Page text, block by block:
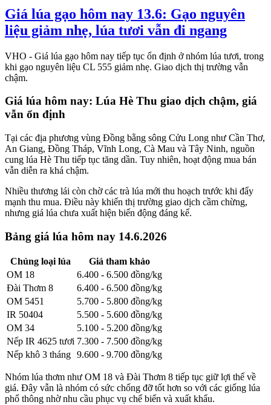
Giá lúa gạo hôm nay 13.6: Gạo nguyên
liệu giảm nhẹ, lúa tươi vẫn đi ngang
VHO - Giá lúa gạo hôm nay tiếp tục ổn định ở nhóm lúa tươi, trong
khi gạo nguyên liệu CL 555 giảm nhẹ. Giao dịch thị trường vẫn
chậm.
Giá lúa hôm nay: Lúa Hè Thu giao dịch chậm, giá
vẫn ổn định
Tại các địa phương vùng Đồng bằng sông Cửu Long như Cần Thơ,
An Giang, Đồng Tháp, Vĩnh Long, Cà Mau và Tây Ninh, nguồn
cung lúa Hè Thu tiếp tục tăng dần. Tuy nhiên, hoạt động mua bán
vẫn diễn ra khá chậm.
Nhiều thương lái còn chờ các trà lúa mới thu hoạch trước khi đẩy
mạnh thu mua. Điều này khiến thị trường giao dịch cầm chừng,
nhưng giá lúa chưa xuất hiện biến động đáng kể.
Bảng giá lúa hôm nay 14.6.2026
Chủng loại lúa
Giá tham khảo
OM 18
6.400 - 6.500 đồng/kg
Đài Thơm 8
6.400 - 6.500 đồng/kg
OM 5451
5.700 - 5.800 đồng/kg
IR 50404
5.500 - 5.600 đồng/kg
OM 34
5.100 - 5.200 đồng/kg
Nếp IR 4625 tươi 7.300 - 7.500 đồng/kg
Nếp khô 3 tháng 9.600 - 9.700 đồng/kg
Nhóm lúa thơm như OM 18 và Đài Thơm 8 tiếp tục giữ lợi thế về
giá. Đây vẫn là nhóm có sức chống đỡ tốt hơn so với các giống lúa
phổ thông nhờ nhu cầu phục vụ chế biến và xuất khẩu.